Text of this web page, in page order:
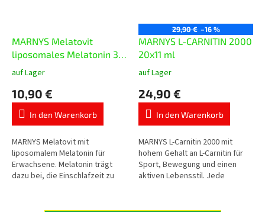
MARNYS Melatovit
liposomales Melatonin 30
ml
Die
Produktbewertung
ist
5,0
5
Sternen.
auf Lager
10,90 €
In den Warenkorb
MARNYS Melatovit mit
liposomalem Melatonin für
Erwachsene. Melatonin trägt
dazu bei, die Einschlafzeit zu
29,90 € –16 %
MARNYS L-CARNITIN 2000
20x11 ml
Die
Produktbewertung
ist
5,0
5
Sternen.
auf Lager
24,90 €
In den Warenkorb
MARNYS L-Carnitin 2000 mit
hohem Gehalt an L-Carnitin für
Sport, Bewegung und einen
aktiven Lebensstil. Jede